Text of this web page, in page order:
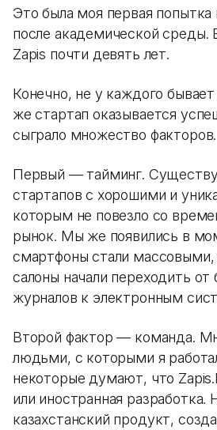
Это была моя первая попытка
после академической среды.
Zapis почти девять лет.
Конечно, не у каждого
же стартап оказывается
сыграло множество факторов.
Первый — тайминг.
стартапов с хорошими и
которым не повезло со
рынок. Мы же появились в
смартфоны стали массовыми,
салоны начали переходить
журналов к электронным
Второй фактор — команда.
людьми, с которыми я
некоторые думают, что
или иностранная
казахстанский продукт,